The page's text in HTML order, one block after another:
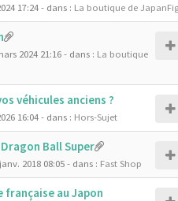
17:24- dans : La boutique de
2024 21:16- dans : La boutique
véhicules anciens ?
16:04- dans : Hors-Sujet
Ball Super
2018 08:05- dans : Fast Shop
française au Japon